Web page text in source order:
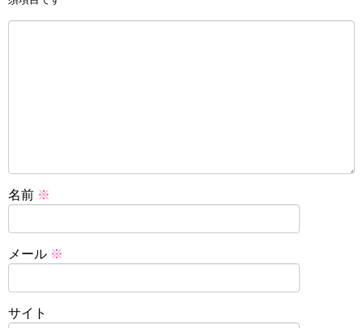
名前 ※
メール ※
サイト